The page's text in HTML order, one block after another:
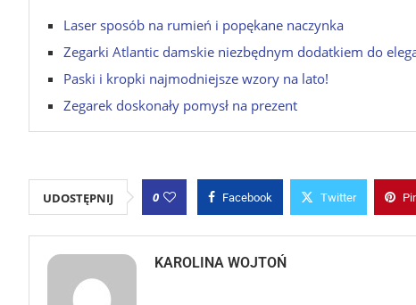
Laser sposób na rumień i popękane naczynka
Zegarki Atlantic damskie niezbędnym dodatkiem do
Paski i kropki najmodniejsze wzory na lato!
Zegarek doskonały pomysł na prezent
UDOSTĘPNIJ 0 Facebook Twitter
KAROLINA WOJTOŃ